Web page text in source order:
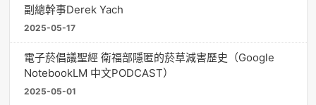
副總幹事Derek Yach
2025-05-17
電子菸倡議聖經 衛福部隱匿的菸草減害歷史（Google
NotebookLM 中文PODCAST）
2025-05-01